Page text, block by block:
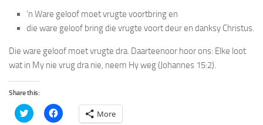
‘n Ware geloof moet vrugte voortbring en
die ware geloof bring die vrugte voort deur en danksy Christus.
Die ware geloof moet vrugte dra. Daarteenoor hoor ons: Elke loot
wat in My nie vrug dra nie, neem Hy weg (Johannes 15:2).
Share this:
Click
to
Click
to More